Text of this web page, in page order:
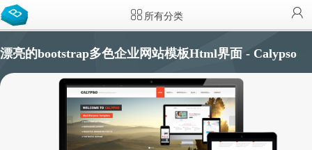
所有分类
漂亮的bootstrap多色企业网站模板Html界面 - Calypso